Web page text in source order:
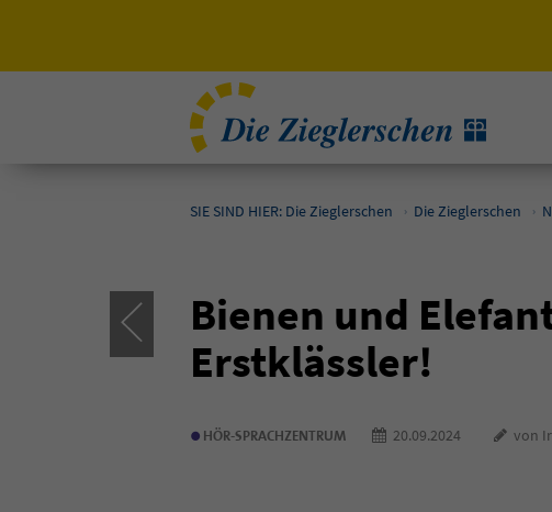
SIE SIND HIER: Die Zieglerschen Die Zieglerschen
Bienen und
Erstklässler!
• HÖR-SPRACHZENTRUM 20.09.2024 von